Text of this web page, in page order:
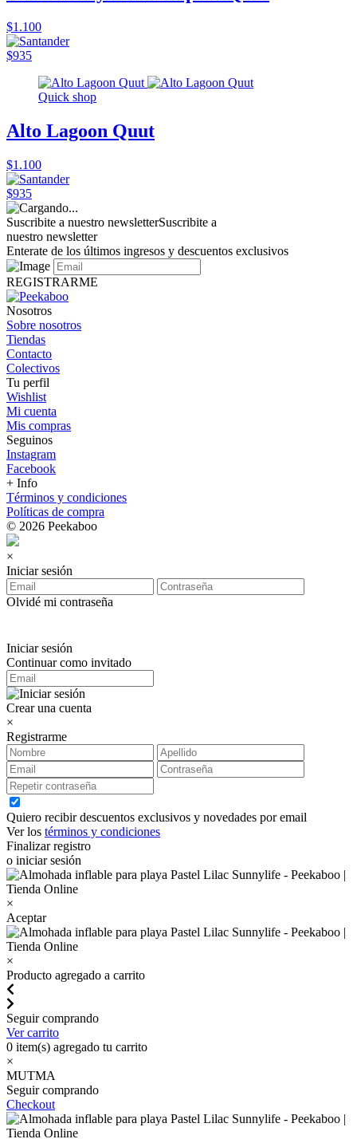
$1.100
$935
Quick shop
Alto Lagoon Quut
$1.100
$935
Suscribite a nuestro newsletterSuscribite a
nuestro newsletter
Enterate de los últimos ingresos y descuentos exclusivos
REGISTRARME
Nosotros
Sobre nosotros
Tiendas
Contacto
Colectivos
Tu perfil
Wishlist
Mi cuenta
Mis compras
Seguinos
Instagram
Facebook
+ Info
Términos y condiciones
Políticas de compra
© 2026 Peekaboo
×
Iniciar sesión
Olvidé mi contraseña
Iniciar sesión
Continuar como invitado
Crear una cuenta
×
Registrarme
Quiero recibir descuentos exclusivos y novedades por email
Ver los términos y condiciones
Finalizar registro
o iniciar sesión
×
Aceptar
×
Producto agregado a carrito
Seguir comprando
Ver carrito
0 item(s) agregado tu carrito
×
MUTMA
Seguir comprando
Checkout